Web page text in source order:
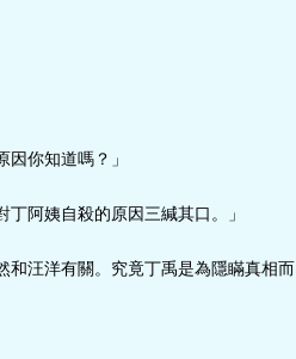
你知道嗎？」
阿姨自殺的原因三緘其口。」
和汪洋有關。究竟丁禹是為隱瞞真相而